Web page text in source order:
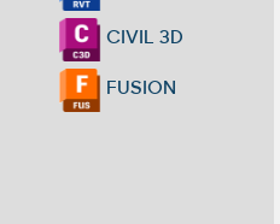
CIVIL 3D
FUSION